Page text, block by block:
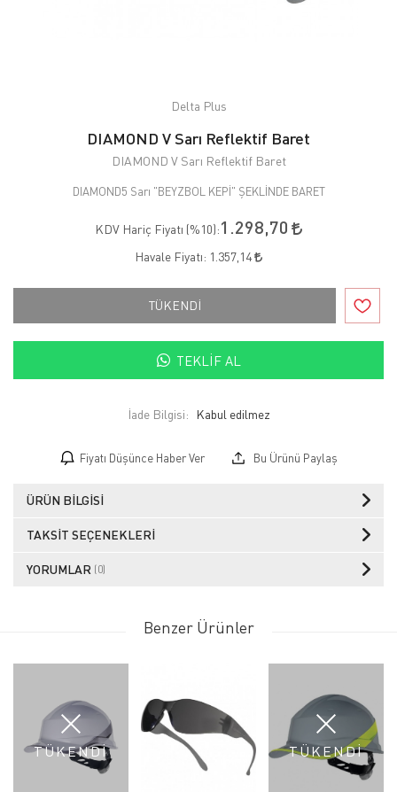
Delta Plus
DIAMOND V Sarı Reflektif Baret
DIAMOND V Sarı Reflektif Baret
DIAMOND5 Sarı "BEYZBOL KEPİ" ŞEKLİNDE BARET
KDV Hariç Fiyatı (%10):1.298,70
Havale Fiyatı: 1.357,14
TÜKENDİ
TEKLIF AL
İade Bilgisi:
Fiyatı Düşünce Haber Ver Bu Ürünü Paylaş
ÜRÜN BILGISI
TAKSIT SEÇENEKLERI
YORUMLAR (0)
Benzer Ürünler
TÜKENDİ TÜKENDİ